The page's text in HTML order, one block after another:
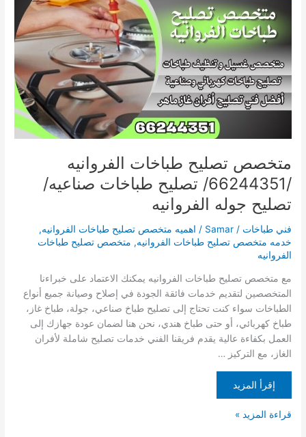
متخصص تصليح طباخات الفروانيه
/66244351/ تصليح طباخات صناعيه/
تصليح جوله الفروانيه
فني طباخات /
Samar
/ اهميه متخصص تصليح طباخات الفروانيه,
خدمه متخصص تصليح طباخات الفروانيه, متخصص تصليح طباخات
الفروانيه
مع متخصص تصليح طباخات الفروانيه يمكنك الاعتماد على خبراءنا
المتخصصين لتقديم خدمات فائقة الجودة في إصلاح وصيانة جميع أنواع
الطباخات سواء كنت تحتاج إلى تصليح طباخ صناعي، جولة، طباخ غاز،
طباخ كهربائي، أو حتى طباخ هندي، نحن هنا لضمان عودة جهازك إلى
العمل بكفاءة عالية يقدم فريقنا الفني خدمات تصليح شاملة لأفران
الغاز، مع التركيز …
إقرأ المزيد
الفروانيه
/66244351/
تصليح
طباخات
صناعيه/
تصليح
جوله
قراءة المزيد »